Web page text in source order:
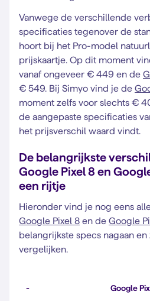
Vanwege de verschillende
specificaties tegenover de
hoort bij het Pro-model
prijskaartje. Op dit moment
vanaf ongeveer € 449 en de
€ 549. Bij Simyo vind je de
moment zelfs voor slechts €
de aangepaste specificaties
het prijsverschil waard vindt.
De belangrijkste
Google Pixel 8 en
een rijtje
Hieronder vind je nog eens
Google Pixel 8 en de Google
belangrijkste specs nagaan
vergelijken.
- Google